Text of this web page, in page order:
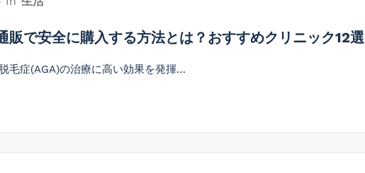
販で安全に購入する方法とは？おすすめクリニック12選
毛症(AGA)の治療に高い効果を発揮…